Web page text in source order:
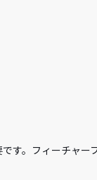
す。フィーチャー